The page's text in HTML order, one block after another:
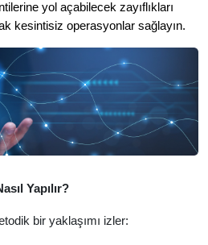
yol açabilecek zayıflıkları
kesintisiz operasyonlar sağlayın.
Yapılır?
bir yaklaşımı izler: